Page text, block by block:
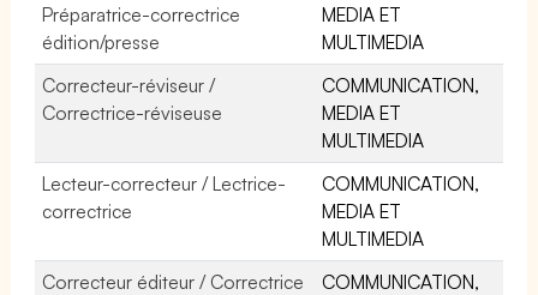
Préparatrice-correctrice
édition/presse
MEDIA ET
MULTIMEDIA
Correcteur-réviseur /
Correctrice-réviseuse
COMMUNICATION,
MEDIA ET
MULTIMEDIA
Lecteur-correcteur / Lectrice-
correctrice
COMMUNICATION,
MEDIA ET
MULTIMEDIA
Correcteur éditeur / Correctrice
COMMUNICATION,